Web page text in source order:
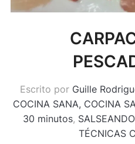
Escrito por Guille
COCINA SANA, COCINA
30 minutos,
TÉCNICAS